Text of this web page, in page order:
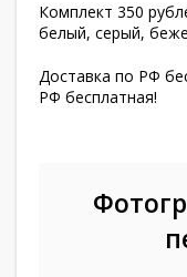
Комплект 350
белый, серый,
Доставка по РФ
РФ бесплатная!